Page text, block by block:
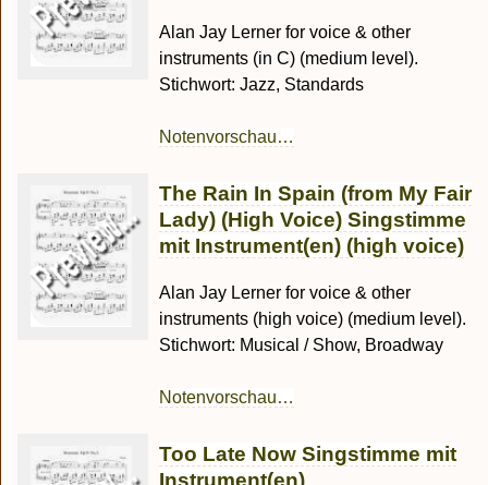
Alan Jay Lerner for voice & other
instruments (in C) (medium level).
Stichwort: Jazz, Standards
Notenvorschau…
The Rain In Spain (from My Fair
Lady) (High Voice) Singstimme
mit Instrument(en) (high voice)
Alan Jay Lerner for voice & other
instruments (high voice) (medium level).
Stichwort: Musical / Show, Broadway
Notenvorschau…
Too Late Now Singstimme mit
Instrument(en)